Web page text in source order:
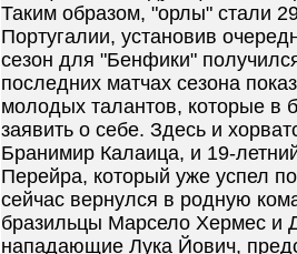
Таким образом, "орлы" стали
Португалии, установив
сезон для "Бенфики"
последних матчах сезона
молодых талантов, которые в
заявить о себе. Здесь и
Бранимир Калаица, и 19-
Перейра, который уже успел
сейчас вернулся в родную
бразильцы Марсело Хермес и
нападающие Лука Йович,